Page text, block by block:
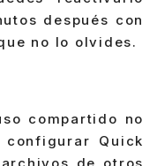
después con
no lo olvides.
compartido no
configurar Quick